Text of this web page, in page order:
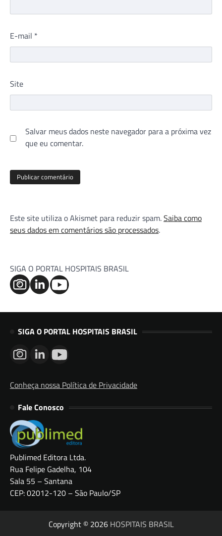
E-mail *
Site
Salvar meus dados neste navegador para a próxima vez
que eu comentar.
Este site utiliza o Akismet para reduzir spam.Saiba como
seus dados em comentários são processados.
SIGA O PORTAL HOSPITAIS BRASIL
SIGA O PORTAL HOSPITAIS BRASIL
Conheça nossa Política de Privacidade
Fale Conosco
Publimed Editora Ltda.
Rua Felipe Gadelha, 104
Sala 55 – Santana
CEP: 02012-120 – São Paulo/SP
Copyright © 2026 HOSPITAIS BRASIL